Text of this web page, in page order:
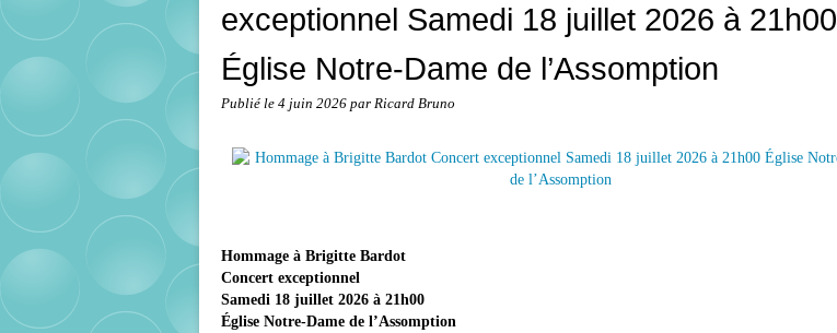
exceptionnel Samedi 18 juillet 2026 à 21h00
Église Notre-Dame de l’Assomption
Publié le 4 juin 2026 par Ricard Bruno
Hommage à Brigitte Bardot
Concert exceptionnel
Samedi 18 juillet 2026 à 21h00
Église Notre-Dame de l’Assomption